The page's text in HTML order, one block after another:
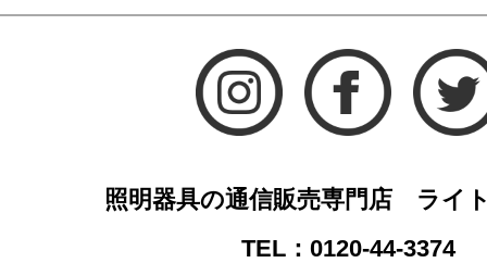
照明器具の通信販売専門店 ライ
TEL：0120-44-3374